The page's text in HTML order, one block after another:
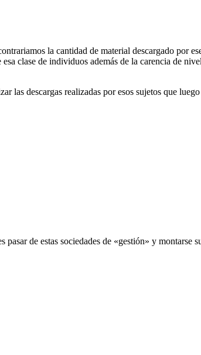
la cantidad de material descargado por
clase de individuos además de la carencia de
las descargas realizadas por esos sujetos que
de estas sociedades de «gestión» y montarse